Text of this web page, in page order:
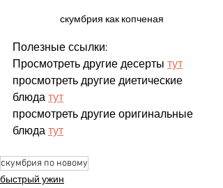
скумбрия как копченая
Полезные ссылки:
Просмотреть другие десерты тут
просмотреть другие диетические
блюда тут
просмотреть другие оригинальные
блюда тут
скумбрия по новому
быстрый ужин